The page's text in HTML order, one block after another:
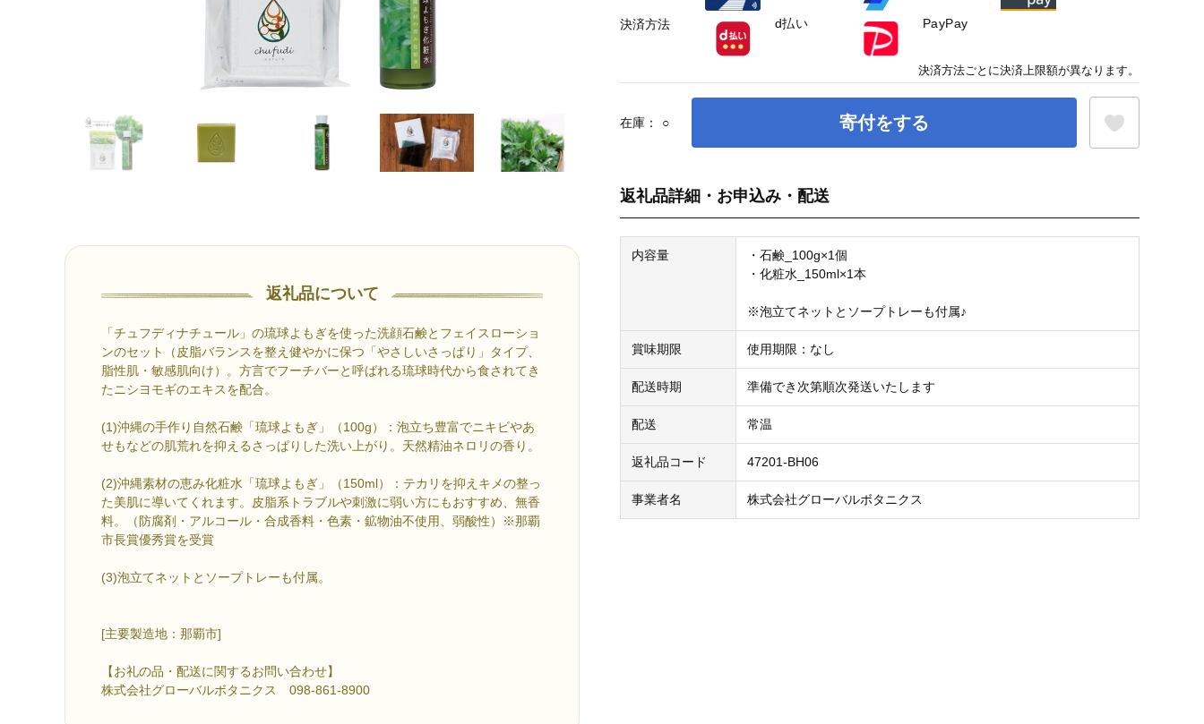
返礼品について
「チュフディナチュール」の琉球よもぎを使った洗顔石鹸とフェイスローショ
ンのセット（皮脂バランスを整え健やかに保つ「やさしいさっぱり」タイプ、
脂性肌・敏感肌向け）。方言でフーチバーと呼ばれる琉球時代から食されてき
たニシヨモギのエキスを配合。
(1)沖縄の手作り自然石鹸「琉球よもぎ」（100g）：泡立ち豊富でニキビやあ
せもなどの肌荒れを抑えるさっぱりした洗い上がり。天然精油ネロリの香り。
(2)沖縄素材の恵み化粧水「琉球よもぎ」（150ml）：テカリを抑えキメの整っ
た美肌に導いてくれます。皮脂系トラブルや刺激に弱い方にもおすすめ、無香
料。（防腐剤・アルコール・合成香料・色素・鉱物油不使用、弱酸性）※那覇
市長賞優秀賞を受賞
(3)泡立てネットとソープトレーも付属。
[主要製造地：那覇市]
【お礼の品・配送に関するお問い合わせ】
株式会社グローバルボタニクス 098-861-8900
在庫： ○ 寄付をする
返礼品詳細・お申込み・配送
内容量
・石鹸_100g×1個
・化粧水_150ml×1本
※泡立てネットとソープトレーも付属♪
賞味期限 使用期限：なし
配送時期 準備でき次第順次発送いたします
配送 常温
返礼品コード 47201-BH06
事業者名 株式会社グローバルボタニクス
決済方法 d払い PayPay
決済方法ごとに決済上限額が異なります。